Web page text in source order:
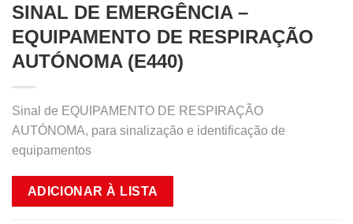
SINAL DE EMERGÊNCIA –
EQUIPAMENTO DE RESPIRAÇÃO
AUTÓNOMA (E440)
Sinal de EQUIPAMENTO DE RESPIRAÇÃO
AUTÓNOMA, para sinalização e identificação de
equipamentos
ADICIONAR À LISTA